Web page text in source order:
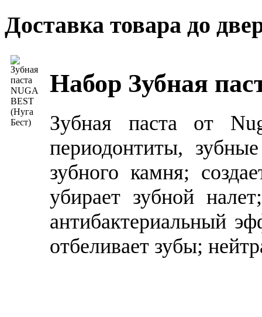
Доставка товара до
Набор Зубная
Зубная паста от
периодонтиты,
зубного камня;
убирает зубной
антибактериальный
отбеливает зубы;